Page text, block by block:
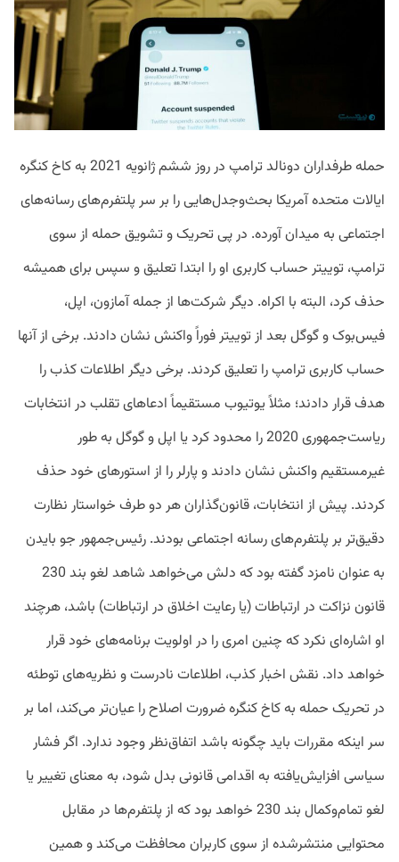
حمله طرفداران دونالد ترامپ در روز ششم ژانویه 2021 به کاخ کنگره
ایالات متحده آمریکا بحث‌وجدل‌هایی را بر سر پلتفرم‌های رسانه‌های
اجتماعی به میدان آورده. در پی تحریک و تشویق حمله از سوی
ترامپ، توییتر حساب کاربری او را ابتدا تعلیق و سپس برای همیشه
حذف کرد، البته با اکراه. دیگر شرکت‌ها از جمله آمازون، اپل،
فیس‌بوک و گوگل بعد از توییتر فوراً واکنش نشان دادند. برخی از آنها
حساب‌ کاربری ترامپ را تعلیق کردند. برخی دیگر اطلاعات کذب را
هدف قرار دادند؛ مثلاً یوتیوب مستقیماً ادعاهای تقلب در انتخابات
ریاست‌جمهوری 2020 را محدود کرد یا اپل و گوگل به طور
غیرمستقیم واکنش نشان دادند و پارلر را از استورهای خود حذف
کردند. پیش از انتخابات، قانون‌گذاران هر دو طرف خواستار نظارت
دقیق‌تر بر پلتفرم‌های رسانه اجتماعی بودند. رئیس‌جمهور جو بایدن
به عنوان نامزد گفته بود که دلش می‌خواهد شاهد لغو بند 230
قانون نزاکت در ارتباطات (یا رعایت اخلاق در ارتباطات) باشد، هرچند
او اشاره‌ای نکرد که چنین امری را در اولویت برنامه‌های خود قرار
خواهد داد. نقش اخبار کذب، اطلاعات نادرست و نظریه‌های توطئه
در تحریک حمله به کاخ کنگره ضرورت اصلاح را عیان‌تر می‌کند، اما بر
سر اینکه مقررات باید چگونه باشد اتفاق‌نظر وجود ندارد. اگر فشار
سیاسی افزایش‌یافته به اقدامی قانونی بدل شود، به معنای تغییر یا
لغو تمام‌وکمال بند 230 خواهد بود که از پلتفرم‌ها در مقابل
محتوایی منتشرشده از سوی کاربران محافظت می‌کند و همین